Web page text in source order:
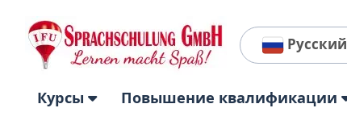
Русский
Курсы Повышение квалификации